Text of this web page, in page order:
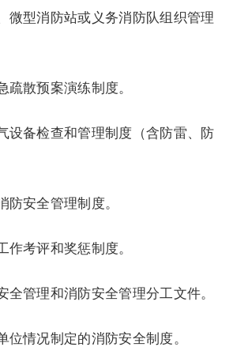
微型消防站或义务消防队组织管理
疏散预案演练制度。
设备检查和管理制度（含防雷、防
防安全管理制度。
作考评和奖惩制度。
全管理和消防安全管理分工文件。
位情况制定的消防安全制度。